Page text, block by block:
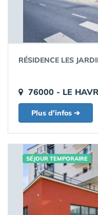
RÉSIDENCE LES
76000 - LE
Plus d'infos ➔
SÉJOUR TEMPORAIRE